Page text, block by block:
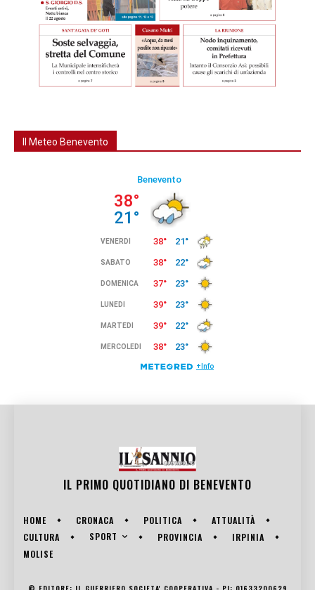
Il Meteo Benevento
IL PRIMO QUOTIDIANO DI BENEVENTO
HOME CRONACA POLITICA
ATTUALITÀ
CULTURA
SPORT PROVINCIA
IRPINIA
MOLISE